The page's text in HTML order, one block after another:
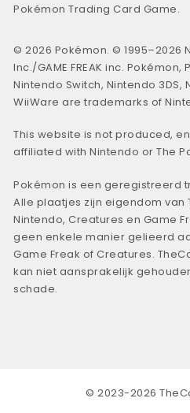
Pokémon Trading Card Game.
© 2026 Pokémon. © 1995–2026
Inc./GAME FREAK inc.
Nintendo Switch, Nintendo 3DS,
WiiWare are trademarks of
This website is not produced,
affiliated with Nintendo or The
Pokémon is een geregistreerd
Alle plaatjes zijn eigendom van
Nintendo, Creatures en Game
geen enkele manier gelieerd
Game Freak of Creatures.
kan niet aansprakelijk
schade.
© 2023-2026